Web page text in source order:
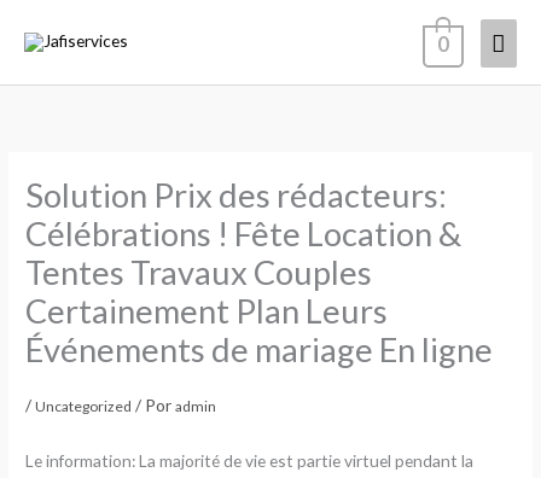
0
Solution Prix des rédacteurs:
Célébrations ! Fête Location &
Tentes Travaux Couples
Certainement Plan Leurs
Événements de mariage En ligne
/Uncategorized / Poradmin
Le information: La majorité de vie est partie virtuel pendant la